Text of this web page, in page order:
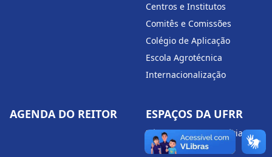
Centros e Institutos
Comitês e Comissões
Colégio de Aplicação
Escola Agrotécnica
Internacionalização
AGENDA DO REITOR ESPAÇOS DA UFRR
Rádio e TV Universitária
(RTV)